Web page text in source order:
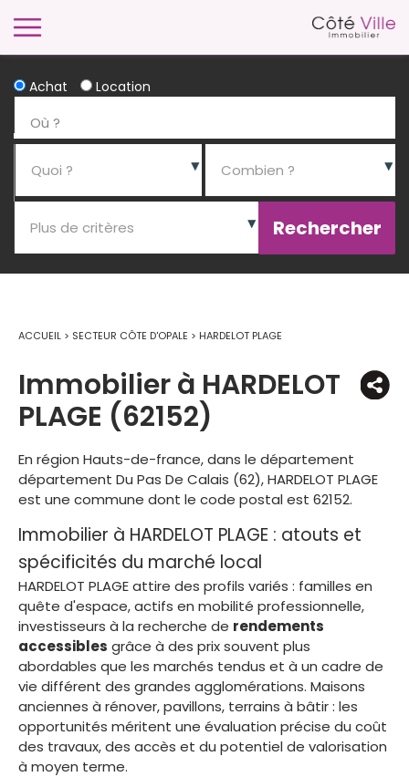
Achat Location
ACCUEIL > SECTEUR CÔTE D'OPALE > HARDELOT PLAGE
Immobilier à HARDELOT
PLAGE (62152)
En région Hauts-de-france, dans le département
département Du Pas De Calais (62), HARDELOT PLAGE
est une commune dont le code postal est 62152.
Immobilier à HARDELOT PLAGE : atouts et
spécificités du marché local
HARDELOT PLAGE attire des profils variés : familles en
quête d'espace, actifs en mobilité professionnelle,
investisseurs à la recherche de rendements
accessibles grâce à des prix souvent plus
abordables que les marchés tendus et à un cadre de
vie différent des grandes agglomérations. Maisons
anciennes à rénover, pavillons, terrains à bâtir : les
opportunités méritent une évaluation précise du coût
des travaux, des accès et du potentiel de valorisation
à moyen terme.